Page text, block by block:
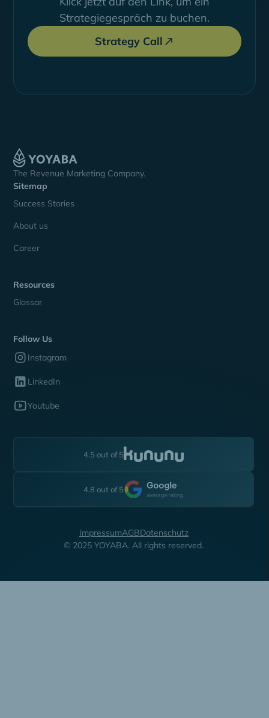
Strategiegespräch zu buchen.
Strategy Call
The Revenue Marketing Company.
Sitemap
Success Stories
About us
Career
Resources
Glossar
Follow Us
Instagram
LinkedIn
Youtube
4.5 out of 5
4.8 out of 5
© 2025 YOYABA. All rights reserved.
ImpressumAGBDatenschutz